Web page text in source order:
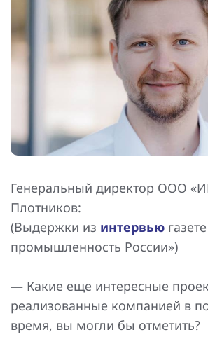
Повышение надежности
Шкафы РЗА 110-220 кВ
Устройства релейной защиты и
присоединений 6-35кВ
Сбор и анализ информации об
Оборудование компенсации
Определение поврежденного фидера
Промышленная автоматизация
Генеральный директор ООО
Плотников:
(Выдержки из интервью
промышленность России»)
— Какие еще интересные
реализованные компанией в
время, вы могли бы отметить?